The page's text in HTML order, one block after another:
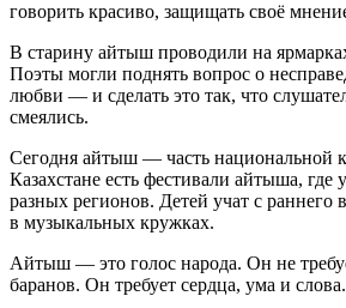
говорить красиво, защищать своё
В старину айтыш проводили на
Поэты могли поднять вопрос о
любви — и сделать это так, что
смеялись.
Сегодня айтыш — часть национальной
Казахстане есть фестивали айтыша, где
разных регионов. Детей учат с раннего
в музыкальных кружках.
Айтыш — это голос народа. Он не
баранов. Он требует сердца, ума и слова.